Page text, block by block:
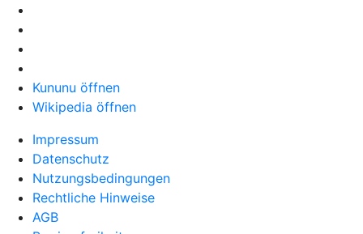
Kununu öffnen
Wikipedia öffnen
Impressum
Datenschutz
Nutzungsbedingungen
Rechtliche Hinweise
AGB